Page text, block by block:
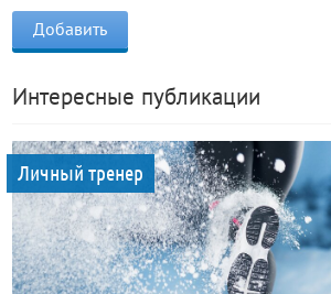
Интересные публикации
Личный тренер